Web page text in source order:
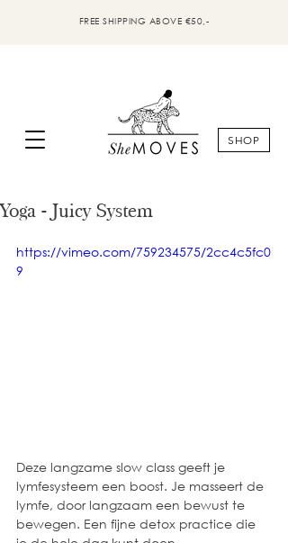
FREE SHIPPING ABOVE €50,-
SHOP
Yoga - Juicy System
https://vimeo.com/759234575/2cc4c5fc0
9
Deze langzame slow class geeft je
lymfesysteem een boost. Je masseert de
lymfe, door langzaam een bewust te
bewegen. Een fijne detox practice die